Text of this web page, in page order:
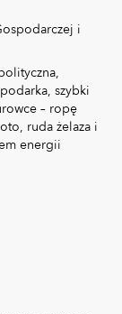
i
szybki
– ropę
ruda żelaza i
energii